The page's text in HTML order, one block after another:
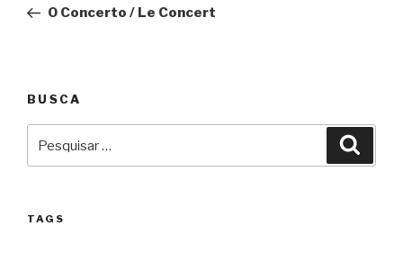
Post
O Concerto / Le Concert
BUSCA
TAGS